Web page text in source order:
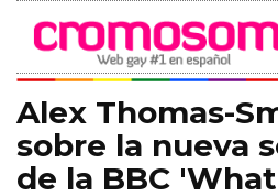
Alex Thomas-
sobre la nueva
de la BBC